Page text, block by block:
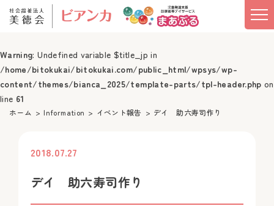
Warning: Undefined variable $title_jp in
/home/bitokukai/bitokukai.com/public_html/wpsys/wp-
content/themes/bianca_2025/template-parts/tpl-header.php on
line 61
ホーム Information イベント報告 デイ 助六寿司作り
2018.07.27
デイ 助六寿司作り